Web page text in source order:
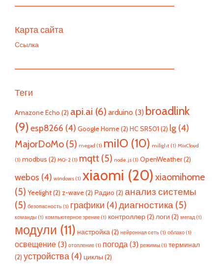
—————————————————————————
Карта сайта
Ссылка
—————————————————————————
Теги
Amazone Echo (2) api.ai (6) arduino (3) broadlink
(9)esp8266 (4) Google Home(2) HC SR501 (2) lg (4)
MajorDoMo (5) megad (1) miIO (10) milight (1) MixCloud
(1) modbus (2) MQ-2 (1) mqtt (5) node.js (1) OpenWeather(2)
webos (4) windows (1) xiaomi (20) xiaomihome
(5) Yeelight(2) z-wave(2) Радио(2) анализ системы
(5) безопасность (1) графики (4)диагностика (5)
команды (1) компьютерное зрение (1) контроллер(2) логи (2) мегад(1)
модули (11) настройка (2) нейронная сеть (1) облако (1)
освещение (3) отопление (1) погода (3) режимы (1) терминал
(2) устройства (4) циклы (2)